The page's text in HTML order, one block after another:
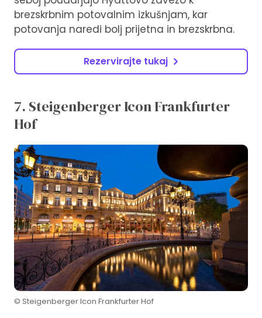
brezskrbnim potovalnim izkušnjam, kar
potovanja naredi bolj prijetna in brezskrbna.
Rezervirajte tukaj
7. Steigenberger Icon Frankfurter
Hof
© Steigenberger Icon Frankfurter Hof